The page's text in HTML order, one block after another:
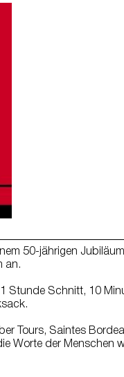
50-jährigen
an.
Stunde Schnitt, 10
Tours, Saintes
Worte der Menschen